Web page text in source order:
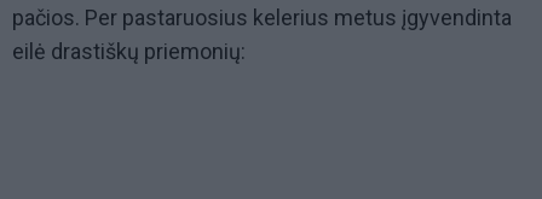
pačios. Per pastaruosius kelerius metus įgyvendinta
eilė drastiškų priemonių: